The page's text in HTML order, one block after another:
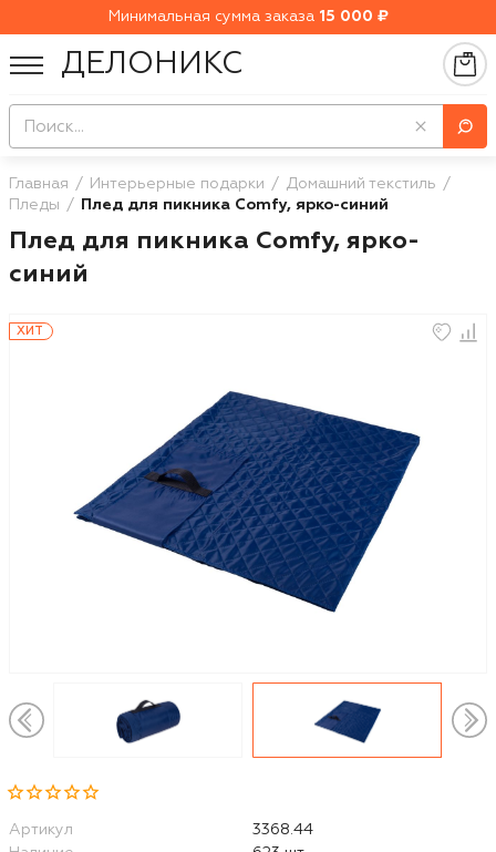
Минимальная сумма заказа 15 000 ₽
ДЕЛОНИКС
Главная Интерьерные подарки
Домашний текстиль
Пледы
Плед для пикника Comfy, ярко-синий
Плед для пикника Comfy, ярко-
синий
ХИТ
Артикул
3368.44